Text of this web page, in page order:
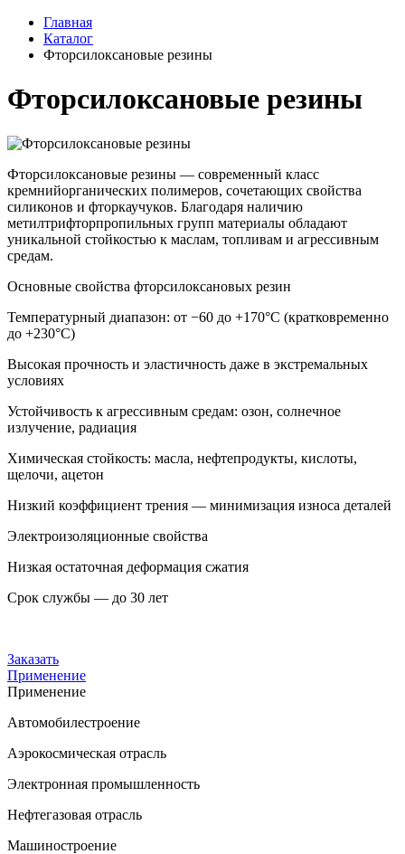
Главная
Каталог
Фторсилоксановые резины
Фторсилоксановые резины
Фторсилоксановые резины — современный класс
кремнийорганических полимеров, сочетающих свойства
силиконов и фторкаучуков. Благодаря наличию
метилтрифторпропильных групп материалы обладают
уникальной стойкостью к маслам, топливам и агрессивным
средам.
Основные свойства фторсилоксановых резин
Температурный диапазон: от −60 до +170°C (кратковременно
до +230°C)
Высокая прочность и эластичность даже в экстремальных
условиях
Устойчивость к агрессивным средам: озон, солнечное
излучение, радиация
Химическая стойкость: масла, нефтепродукты, кислоты,
щелочи, ацетон
Низкий коэффициент трения — минимизация износа деталей
Электроизоляционные свойства
Низкая остаточная деформация сжатия
Срок службы — до 30 лет
Заказать
Применение
Применение
Автомобилестроение
Аэрокосмическая отрасль
Электронная промышленность
Нефтегазовая отрасль
Машиностроение